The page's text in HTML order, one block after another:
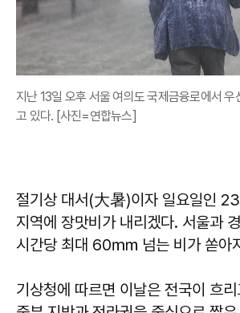
지난 13일 오후 서울 여의도 국제금융로에서 우
고 있다. [사진=연합뉴스]
절기상 대서(大暑)이자 일요일인
지역에 장맛비가 내리겠다. 서울과
시간당 최대 60㎜ 넘는 비가 쏟아
기상청에 따르면 이날은 전국이 흐